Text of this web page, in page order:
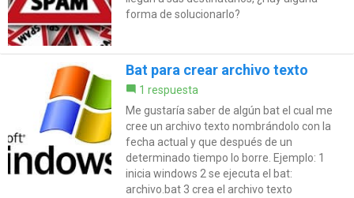
forma de solucionarlo?
Bat para crear archivo texto
1 respuesta
Me gustaría saber de algún bat el cual me
cree un archivo texto nombrándolo con la
fecha actual y que después de un
determinado tiempo lo borre. Ejemplo: 1
inicia windows 2 se ejecuta el bat:
archivo.bat 3 crea el archivo texto